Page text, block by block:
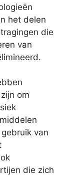
het delen
die
van
om
van
die zich